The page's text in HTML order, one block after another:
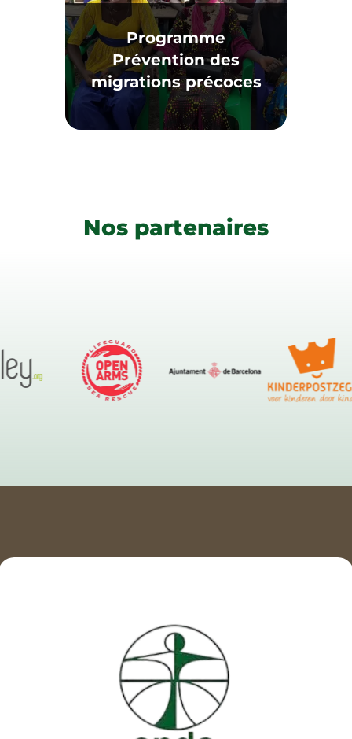
Programme
Prévention des
migrations précoces
Nos partenaires